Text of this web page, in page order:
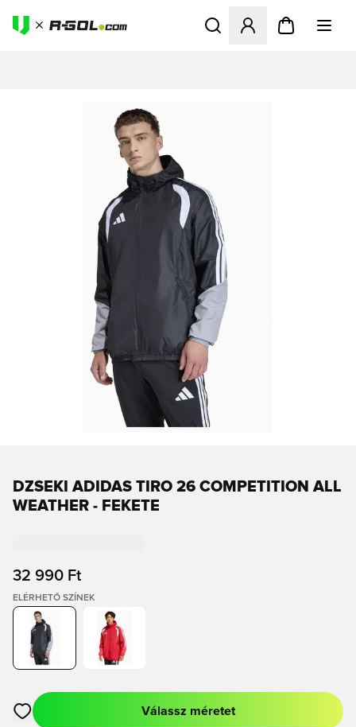
Megnyit egy modált a
DZSEKI ADIDAS TIRO 26 COMPETITION ALL
WEATHER - FEKETE
32 990 Ft
ELÉRHETŐ SZÍNEK
Megnyit egy modált a bejelentkezéshez vagy a tagként való
Válassz méretet